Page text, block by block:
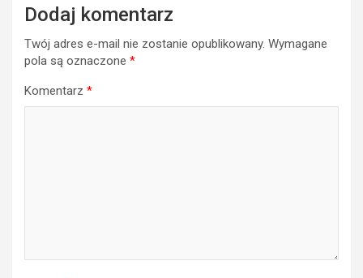
Dodaj komentarz
Twój adres e-mail nie zostanie opublikowany. Wymagane
pola są oznaczone *
Komentarz *